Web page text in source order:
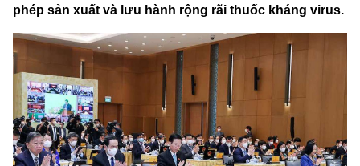
phép sản xuất và lưu hành rộng rãi thuốc kháng virus.